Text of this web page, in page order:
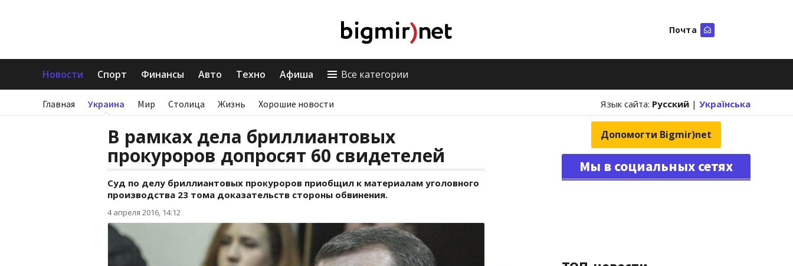
Почта
Новости Спорт Финансы Авто Техно Афиша Все категории
Главная Украина Мир Столица Жизнь Хорошие новости Язык сайта: Русский | Українська
В рамках дела бриллиантовых
прокуроров допросят 60 свидетелей
Суд по делу бриллиантовых прокуроров приобщил к материалам уголовного
производства 23 тома доказательств стороны обвинения.
4 апреля 2016, 14:12
Допомогти Bigmir)net
Мы в социальных сетях